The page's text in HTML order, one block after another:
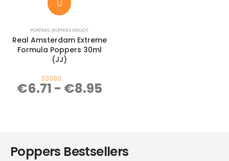
POPPERS, POPPERS GROOT
Real Amsterdam Extreme
Formula Poppers 30ml
(JJ)
4.33 out of 5
€6.71 - €8.95
Poppers Bestsellers